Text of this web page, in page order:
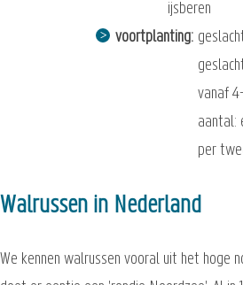
ijsberen
voortplanting
vanaf
aantal:
per
Walrussen in Nederland
We kennen walrussen vooral uit het hoge